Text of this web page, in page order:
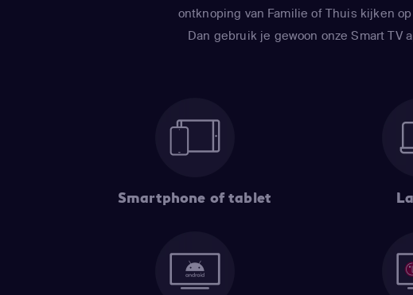
ontknoping van Familie of Thuis kijken
Dan gebruik je gewoon onze Smart TV
Smartphone of tablet